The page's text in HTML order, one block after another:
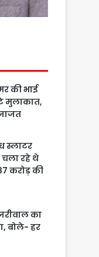
की भाई
मुलाकात,
स्लाटर
चला रहे थे
करोड़ की
का
बोले- हर